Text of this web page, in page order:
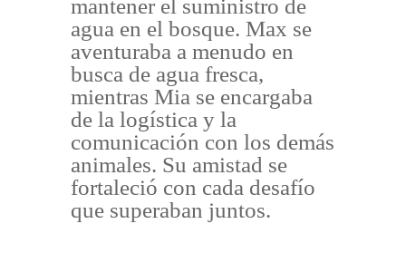
mantener el suministro de
agua en el bosque. Max se
aventuraba a menudo en
busca de agua fresca,
mientras Mia se encargaba
de la logística y la
comunicación con los demás
animales. Su amistad se
fortaleció con cada desafío
que superaban juntos.